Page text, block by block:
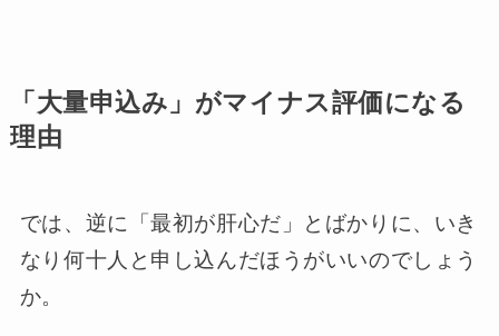
「大量申込み」がマイナス評価になる
理由
では、逆に「最初が肝心だ」とばかりに、いき
なり何十人と申し込んだほうがいいのでしょう
か。